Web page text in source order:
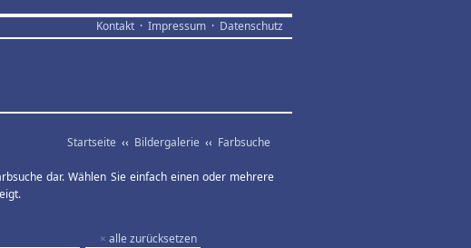
Kontakt · Impressum · Datenschutz
Startseite ‹‹ Bildergalerie ‹‹ Farbsuche
dar. Wählen Sie einfach einen oder mehrere
× alle zurücksetzen